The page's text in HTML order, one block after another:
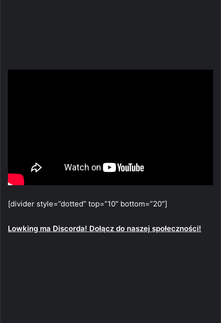
[divider style=”dotted” top=”10″ bottom=”20″]
Lowking ma Discorda! Dołącz do naszej społeczności!